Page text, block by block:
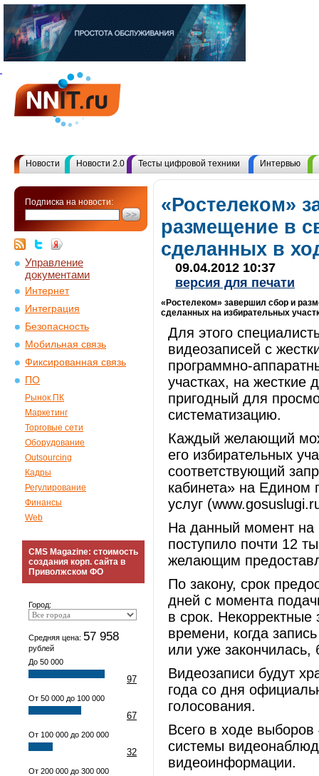
Новости Новости 2.0 Тесты цифровой техники Интервью
Подписка на новости:
Управление
документами
Интернет
Интеграция
Безопасность
Мобильная связь
Фиксированная связь
ПО
Рынок ПК
Маркетинг
Торговые сети
Оборудование
Outsourcing
Кадры
Регулирование
Финансы
Web
CMS Magazine: стоимость
создания корп. сайта в
Приволжском ФО
Город:
Средняя цена: 57 958
рублей
До 50 000
97
От 50 000 до 100 000
67
От 100 000 до 200 000
32
От 200 000 до 300 000
«Ростелеком»
размещение в
сделанных в
09.04.2012 10:37
версия для печати
«Ростелеком» завершил сбор и
сделанных на избирательных
Для этого
видеозаписей с
программно-
участках, на
пригодный для
систематизацию.
Каждый желающий
его избирательных
соответствующий
кабинета» на Едином
услуг
На данный момент на
поступило почти 12
желающим
По закону, срок
дней с момента
в срок. Некорректные
времени, когда
или уже закончилась,
Видеозаписи будут
года со дня
голосования.
Всего в ходе
системы
видеоинформации.